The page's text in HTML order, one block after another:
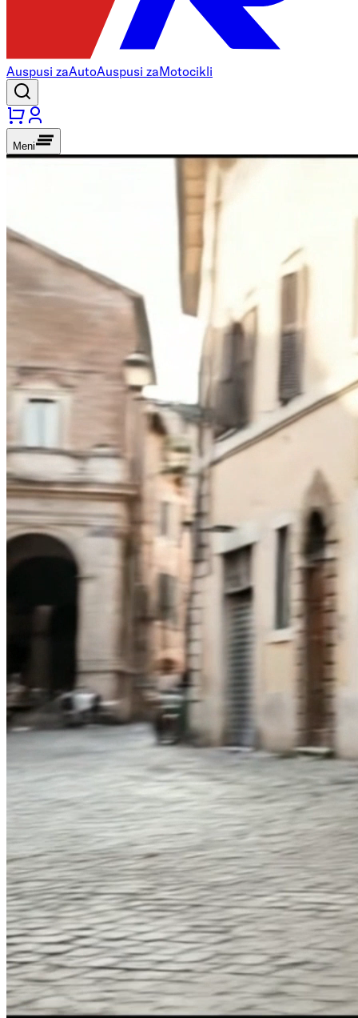
Auspusi zaAutoAuspusi zaMotocikli
Meni